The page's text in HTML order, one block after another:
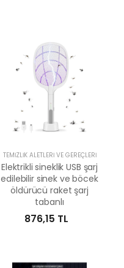
TEMIZLIK ALETLERI VE GEREÇLERI
Elektrikli sineklik USB şarj
edilebilir sinek ve böcek
öldürücü raket şarj
tabanlı
876,15 TL